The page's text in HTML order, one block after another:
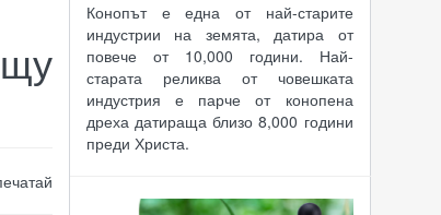
Конопът е една от най-старите
индустрии на земята, датира от
повече от 10,000 години. Най-
старата реликва от човешката
индустрия е парче от конопена
дреха датираща близо 8,000 години
преди Христа.